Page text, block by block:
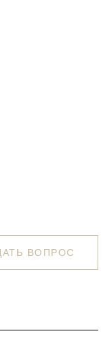
ВОПРОС